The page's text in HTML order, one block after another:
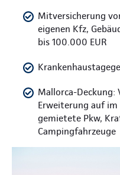
Mitversicherung
eigenen Kfz,
bis 100.000 EUR
Mallorca-Deckung:
Erweiterung auf im
gemietete Pkw,
Campingfahrzeuge